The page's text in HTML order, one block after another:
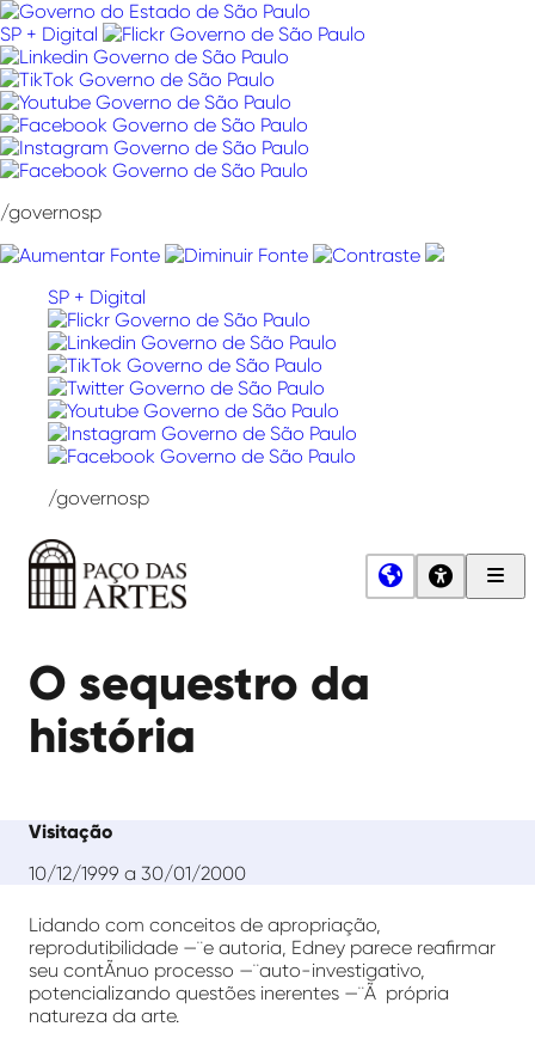
Pular
para
o
conteúdo
SP + Digital
/governosp
SP + Digital
/governosp
Artes
O sequestro da
história
Visitação
10/12/1999 a 30/01/2000
Lidando com conceitos de apropriação,
reprodutibilidade —¨e autoria, Edney parece reafirmar
seu contÃ­nuo processo —¨auto-investigativo,
potencializando questões inerentes —¨Ã própria
natureza da arte.